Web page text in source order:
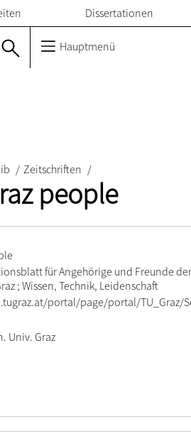
Dissertationen
Hauptmenü
/ Zeitschriften /
people
für Angehörige und Freunde
; Wissen, Technik, Leidenschaft
portal/page/portal/TU_Graz/
Univ. Graz